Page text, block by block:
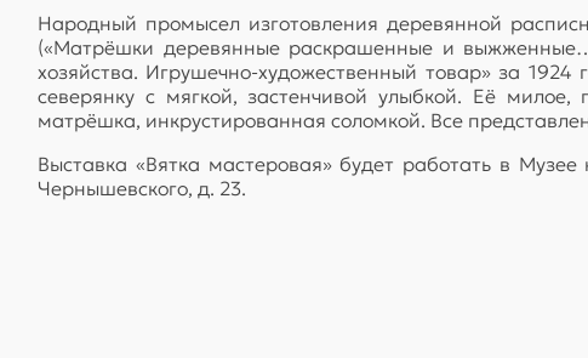
Народный промысел изготовления деревянной
(«Матрёшки деревянные раскрашенные и
хозяйства. Игрушечно-художественный товар» за
северянку с мягкой, застенчивой улыбкой. Её
матрёшка, инкрустированная соломкой. Все
Выставка «Вятка мастеровая» будет работать в
Чернышевского, д. 23.